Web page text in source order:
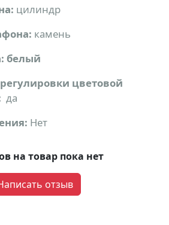
цилиндр
камень
белый
цветовой
да
Нет
на товар пока нет
отзыв